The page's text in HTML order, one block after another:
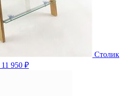
Столик
11 950 ₽